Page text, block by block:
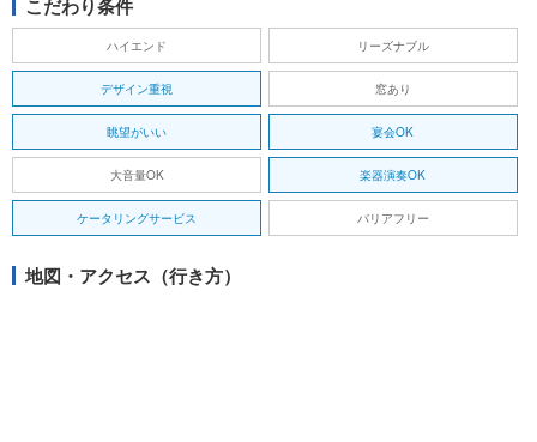
こだわり条件
ハイエンド リーズナブル
デザイン重視 窓あり
眺望がいい 宴会OK
大音量OK 楽器演奏OK
ケータリングサービス バリアフリー
地図・アクセス（行き方）